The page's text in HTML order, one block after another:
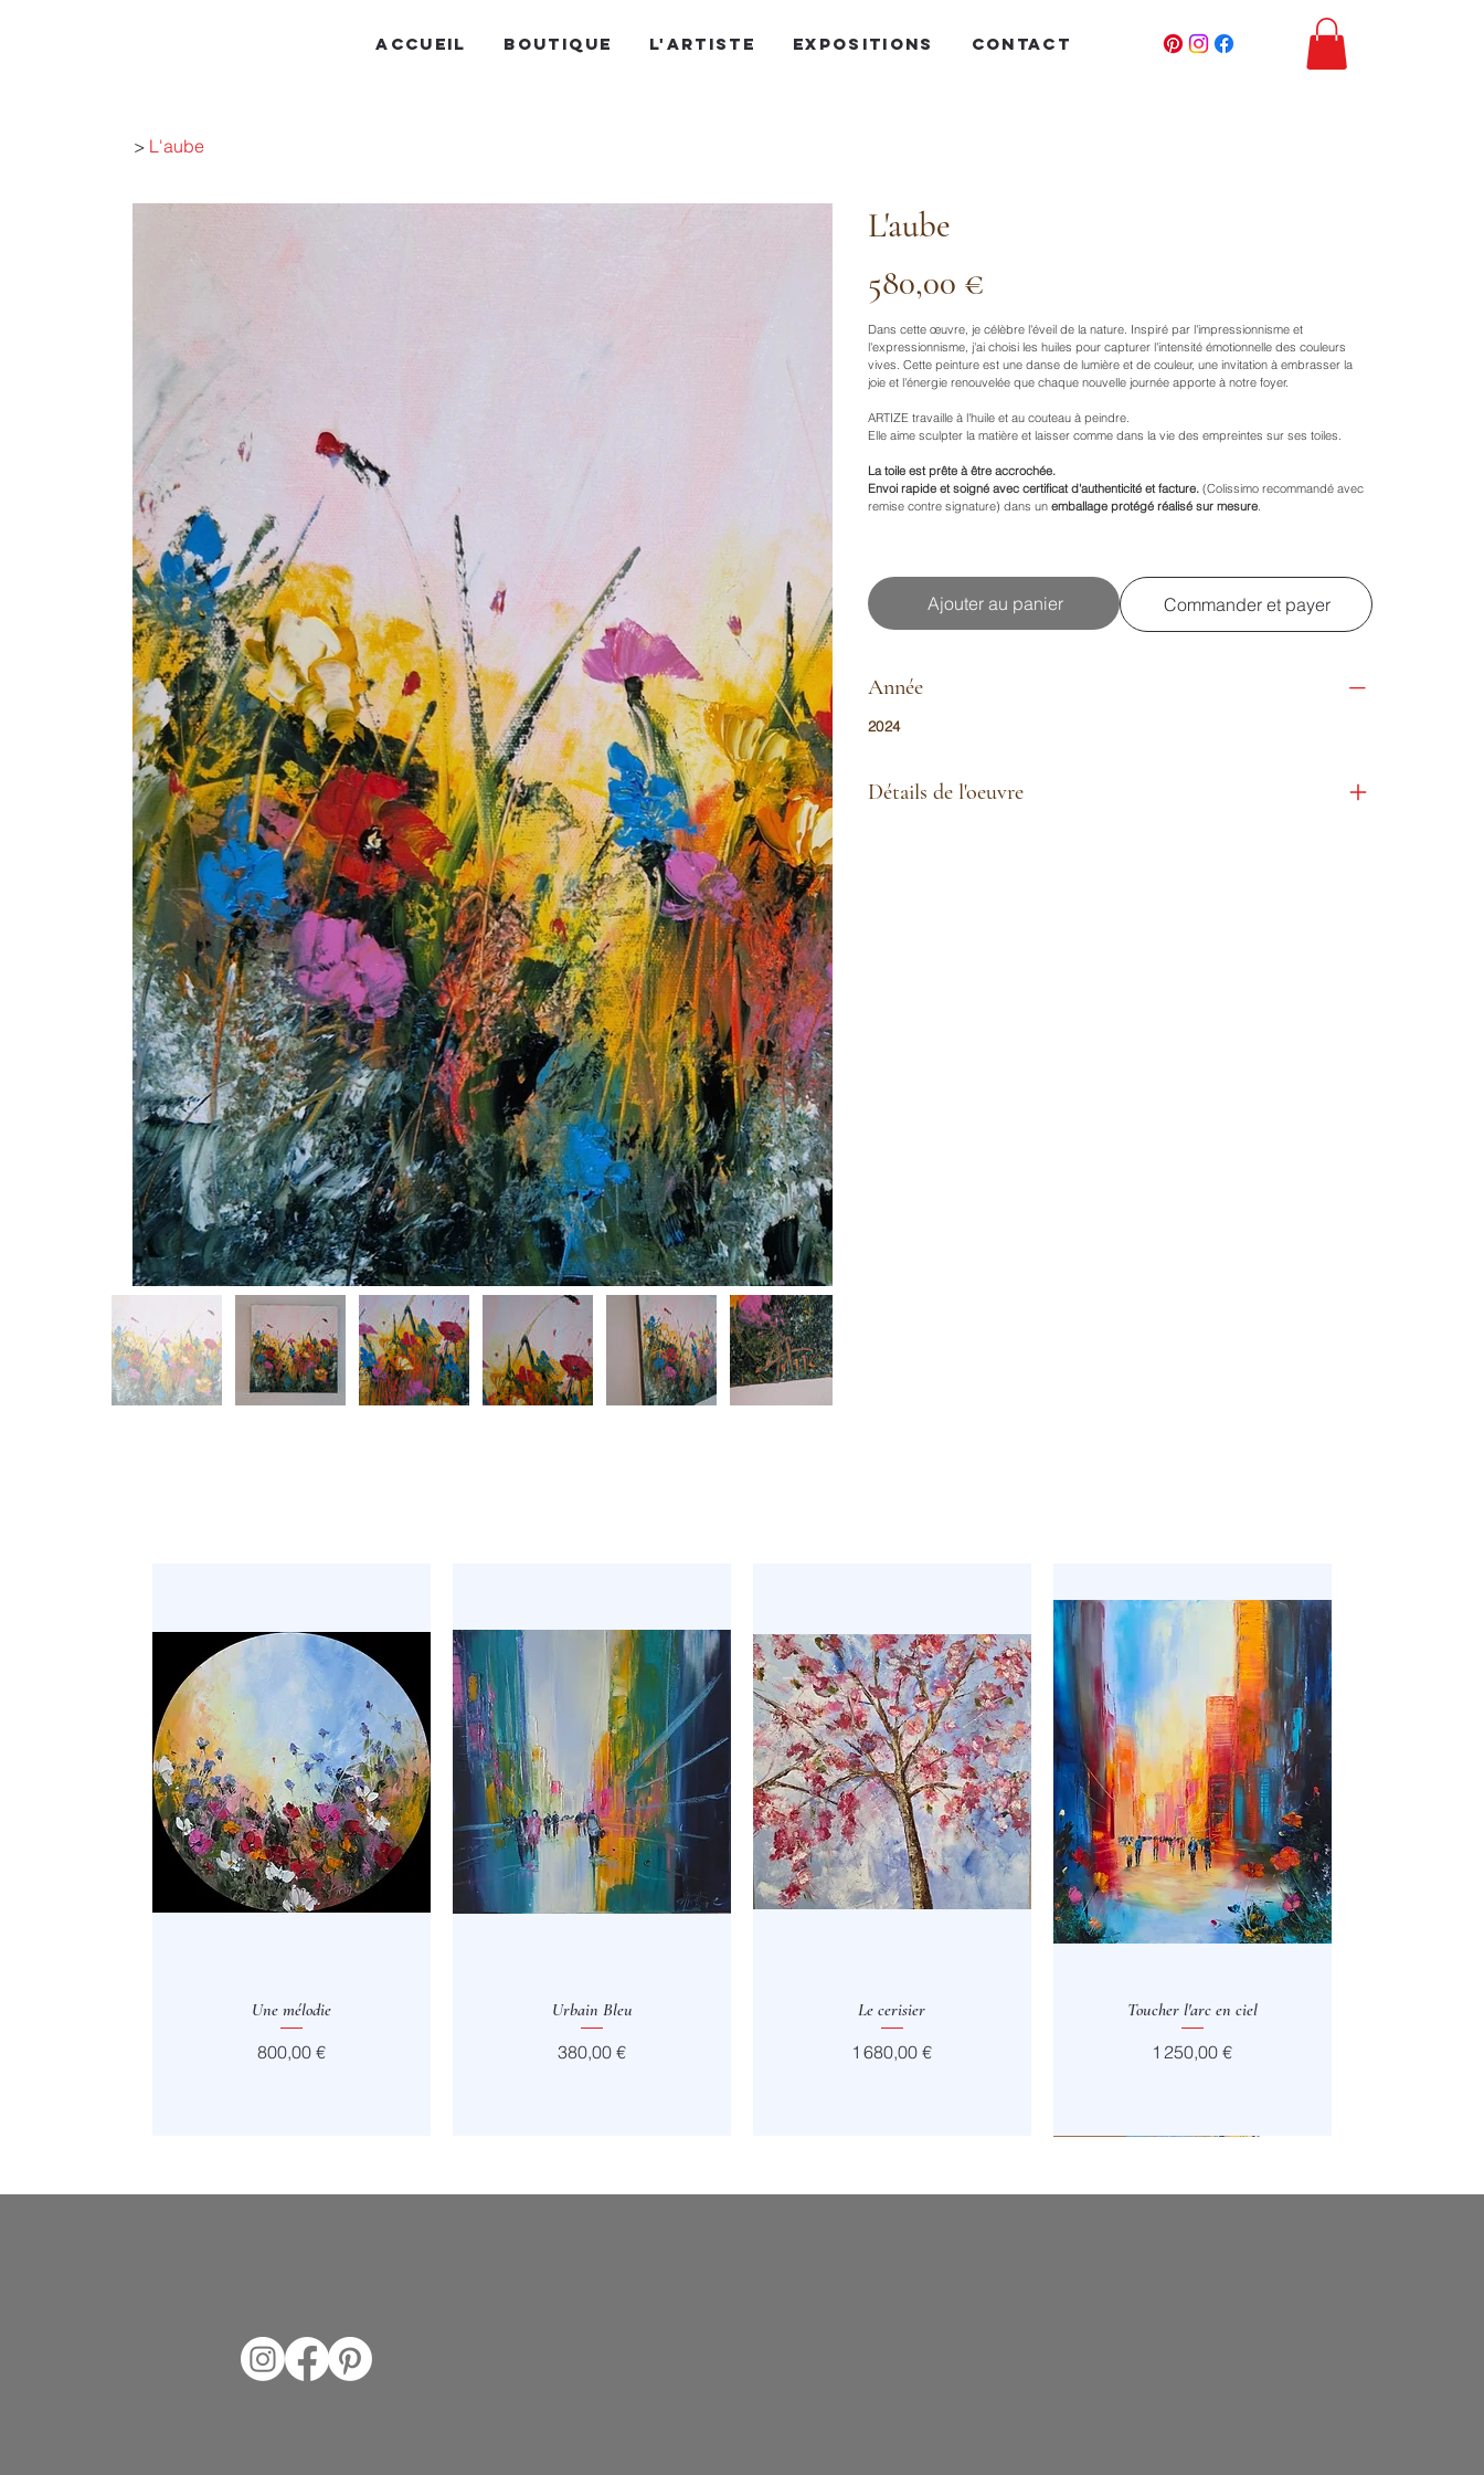
ACCUEIL BOUTIQUE L'ARTISTE EXPOSITIONS CONTACT
> L'aube
L'aube
580,00 €
Dans cette œuvre, je célèbre l'éveil de la nature. Inspiré par l'impressionnisme et
l'expressionnisme, j'ai choisi les huiles pour capturer l'intensité émotionnelle des couleurs
vives. Cette peinture est une danse de lumière et de couleur, une invitation à embrasser la
joie et l'énergie renouvelée que chaque nouvelle journée apporte à notre foyer.
ARTIZE travaille à l'huile et au couteau à peindre.
Elle aime sculpter la matière et laisser comme dans la vie des empreintes sur ses toiles.
La toile est prête à être accrochée.
Envoi rapide et soigné avec certificat d'authenticité et facture. (Colissimo recommandé avec
remise contre signature) dans unemballage protégé réalisé sur mesure
Ajouter au panier Commander et payer
Année
2024
Détails de l'oeuvre
Aperçu rapide
Une mélodie
Prix
800,00 €
Aperçu rapide
Urbain Bleu
Prix
380,00 €
Aperçu rapide
Le cerisier
Prix
1 680,00 €
Aperçu rapide
Toucher l'arc en ciel
Prix
1 250,00 €